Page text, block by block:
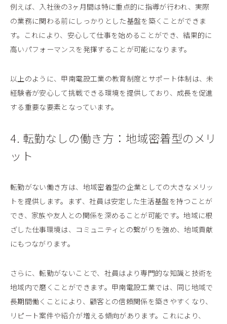
例えば、入社後の3ヶ月間は特に重点的に指導が行われ、実際
の業務に関わる前にしっかりとした基盤を築くことができま
す。これにより、安心して仕事を始めることができ、結果的に
高いパフォーマンスを発揮することが可能になります。
以上のように、甲南電設工業の教育制度とサポート体制は、未
経験者が安心して挑戦できる環境を提供しており、成長を促進
する重要な要素となっています。
4. 転勤なしの働き方：地域密着型のメリ
ット
転勤がない働き方は、地域密着型の企業としての大きなメリッ
トを提供します。まず、社員は安定した生活基盤を持つことが
でき、家族や友人との関係を深めることが可能です。地域に根
ざした仕事環境は、コミュニティとの繋がりを強め、地域貢献
にもつながります。
さらに、転勤がないことで、社員はより専門的な知識と技術を
地域内で磨くことができます。甲南電設工業では、同じ地域で
長期間働くことにより、顧客との信頼関係を築きやすくなり、
リピート案件や紹介が増える傾向があります。これにより、